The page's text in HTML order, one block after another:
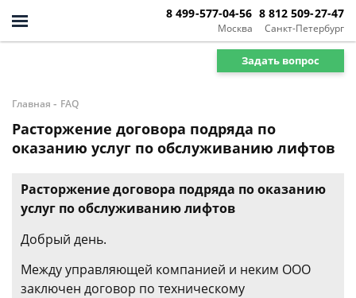
Москва
8 499-577-04-56
Санкт-Петербург
8 812 509-27-47
Задать вопрос
Главная - FAQ
Расторжение договора подряда по
оказанию услуг по обслуживанию лифтов
Расторжение договора подряда по оказанию
услуг по обслуживанию лифтов
Добрый день.
Между управляющей компанией и неким ООО
заключен договор по техническому